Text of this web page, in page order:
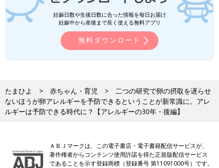
妊娠日数や生後日数に合った情報を毎日お届け
妊娠中から産後まで長く使える無料アプリ
無料ダウンロード
たまひよ 赤ちゃん・育児
二つの研究で卵の摂取を遅らせ
ないほうが卵アレルギーを予防できるということが新常識に。アレ
ルギーは予防できる時代に？【アレルギーの30年・後編】
ＡＢＪマークは、この電子書店・電子書籍配信サービスが、
著作権者からコンテンツ使用許諾を得た正規版配信サービス
であることを示す登録商標（登録番号 第11091000号）です。